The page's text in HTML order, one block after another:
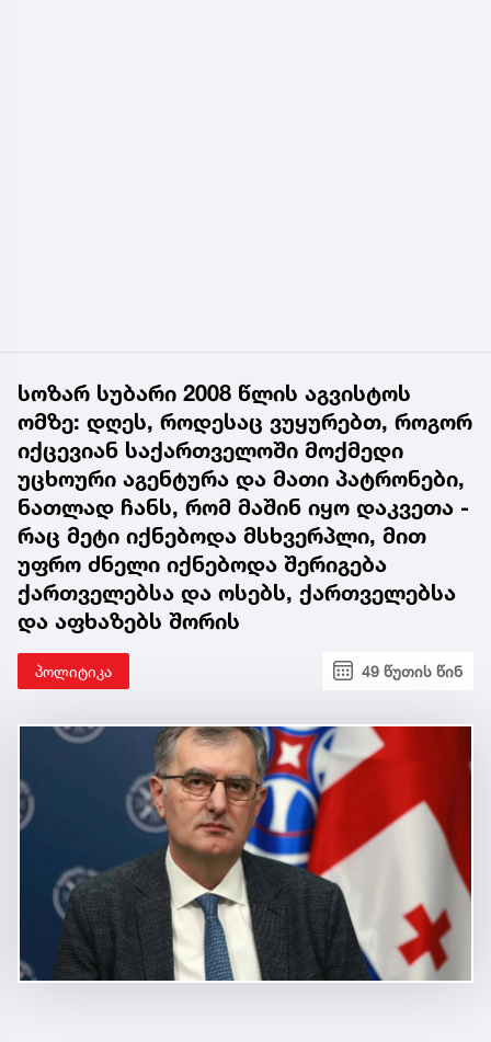
სოზარ სუბარი 2008 წლის აგვისტოს
ომზე: დღეს, როდესაც ვუყურებთ, როგორ
იქცევიან საქართველოში მოქმედი
უცხოური აგენტურა და მათი პატრონები,
ნათლად ჩანს, რომ მაშინ იყო დაკვეთა -
რაც მეტი იქნებოდა მსხვერპლი, მით
უფრო ძნელი იქნებოდა შერიგება
ქართველებსა და ოსებს, ქართველებსა
და აფხაზებს შორის
პოლიტიკა 49 წუთის წინ